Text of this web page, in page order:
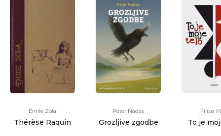
Émile Zola
Thérèse Raquin
Péter Nádas
Grozljive zgodbe
Filipa
To je